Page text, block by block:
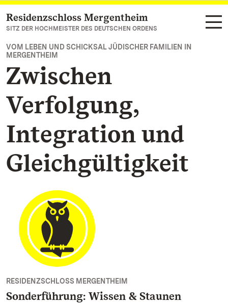
Zum Hauptinhalt springen
Residenzschloss Mergentheim
SITZ DER HOCHMEISTER DES DEUTSCHEN ORDENS
VOM LEBEN UND SCHICKSAL JÜDISCHER FAMILIEN IN
MERGENTHEIM
Zwischen
Verfolgung,
Integration und
Gleichgültigkeit
RESIDENZSCHLOSS MERGENTHEIM
Sonderführung: Wissen & Staunen